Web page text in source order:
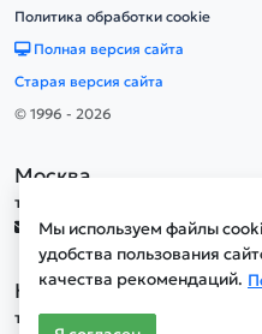
Мы используем файлы
удобства пользования
качества рекомендаций.
Политика обработки cookie
Полная версия сайта
Старая версия сайта
© 1996 - 2026
Москва
тел.
Новосибирск
тел.